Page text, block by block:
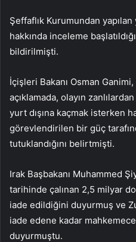
Şeffaflık Kurumundan yapılan
hakkında inceleme
bildirilmişti.
İçişleri Bakanı Osman Ganimi,
açıklamada, olayın
yurt dışına kaçmak isterken
görevlendirilen bir güç
tutuklandığını belirtmişti.
Irak Başbakanı Muhammed
tarihinde çalınan 2,5 milyar
iade edildiğini duyurmuş ve
iade edene kadar mahkemece
duyurmuştu.